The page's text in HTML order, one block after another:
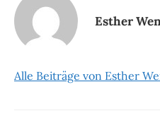
Esther
Alle Beiträge von Esther